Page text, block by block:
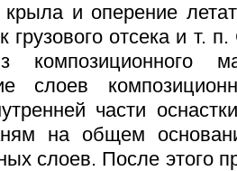
и оперение
грузового отсека и т.
композиционного
слоев
части
на общем
слоев. После этого